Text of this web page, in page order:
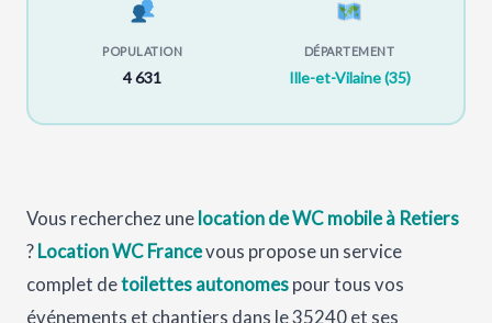
POPULATION
4 631
DÉPARTEMENT
Ille-et-Vilaine (35)
Vous recherchez unelocation de WC mobile à Retiers
?Location WC Francevous propose un service
complet detoilettes autonomespour tous vos
événements et chantiers dans le 35240 et ses